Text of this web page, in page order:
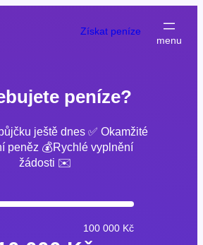
Získat peníze
peníze?
ještě dnes ✅ Okamžité
peněz 💰Rychlé vyplnění
žádosti ✉️
100 000 Kč